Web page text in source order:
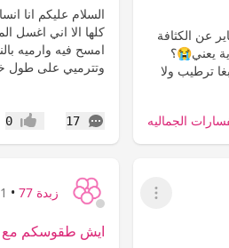
عن الكثافة
يعني😭؟
ترطيب ولا
الجماليه
السلام عليكم انا
كلها الا اني اغسل
امسح فيه وارميه
وتترميي على طول
17
التعليقات إعجاب0
عرض القائمة
زبدة 77 •
ايش طقوسكم مع